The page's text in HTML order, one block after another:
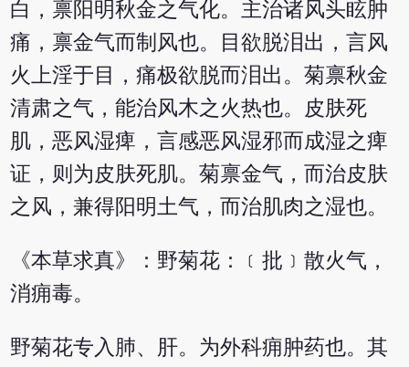
白，禀阳明秋金之气化。主治诸风头眩肿
痛，禀金气而制风也。目欲脱泪出，言风
火上淫于目，痛极欲脱而泪出。菊禀秋金
清肃之气，能治风木之火热也。皮肤死
肌，恶风湿痺，言感恶风湿邪而成湿之痺
证，则为皮肤死肌。菊禀金气，而治皮肤
之风，兼得阳明土气，而治肌肉之湿也。
《本草求真》：野菊花：﹝批﹞散火气，
消痈毒。
野菊花专入肺、肝。为外科痈肿药也。其